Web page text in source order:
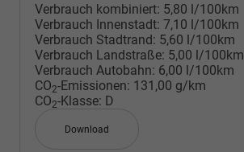
Verbrauch kombiniert: 5,80 l/100km
Verbrauch Innenstadt: 7,10 l/100km
Verbrauch Stadtrand: 5,60 l/100km
Verbrauch Landstraße: 5,00 l/100km
Verbrauch Autobahn: 6,00 l/100km
CO2-Emissionen: 131,00 g/km
CO2-Klasse: D
Download